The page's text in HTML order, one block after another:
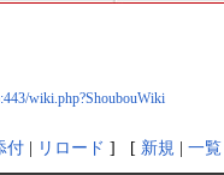
wiki.php?ShoubouWiki
付 | リロード ] [ 新規 | 一覧